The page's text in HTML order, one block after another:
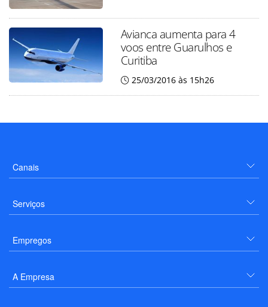
Avianca aumenta para 4
voos entre Guarulhos e
Curitiba
25/03/2016 às 15h26
Canais
Serviços
Empregos
A Empresa